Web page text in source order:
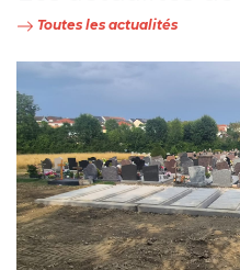
Toutes les actualités